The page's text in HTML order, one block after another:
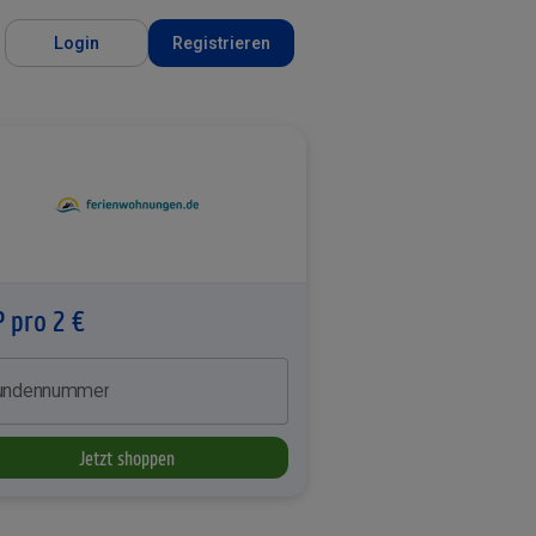
Login Registrieren
pro 2 €
Jetzt shoppen